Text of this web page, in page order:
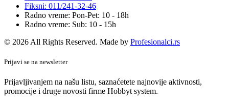
Fiksni: 011/241-32-46
Radno vreme: Pon-Pet: 10 - 18h
Radno vreme: Sub: 10 - 15h
© 2026 All Rights Reserved. Made by Profesionalci.rs
Prijavi se na newsletter
Prijavljivanjem na našu listu, saznaćetete najnovije aktivnosti,
promocije i druge novosti firme Hobbyt system.